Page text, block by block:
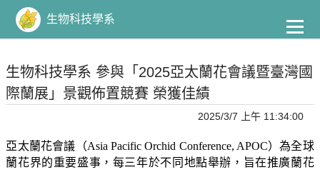
主
要
容
生物科技學系
生物科技學系 參與「2025亞太蘭花會議暨臺灣國
際蘭展」景觀佈置競賽 榮獲佳績
2025/3/7 上午 11:34:00
亞太蘭花會議（Asia Pacific Orchid Conference, APOC）為全球
蘭花界的重要盛事，每三年於不同地點舉辦，旨在推廣蘭花